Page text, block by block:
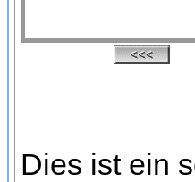
Dies ist ein